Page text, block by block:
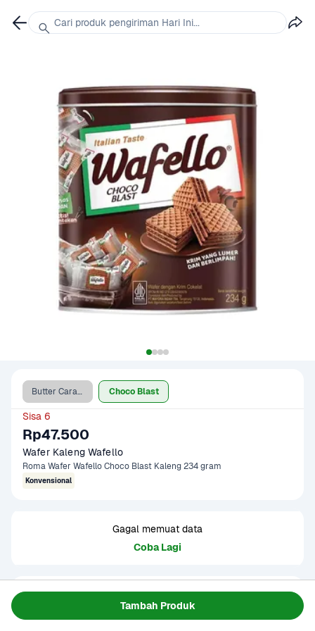
Tambah Produk
Butter Caramel Choco Blast
Sisa 6
Rp47.500
Wafer Kaleng Wafello
Roma Wafer Wafello Choco Blast Kaleng 234 gram
Konvensional
Gagal memuat data
Coba Lagi
Informasi Produk
Biskuit wafer renyah dengan krim lezat. Cocok disajikan
Cari produk pengiriman Hari Ini...